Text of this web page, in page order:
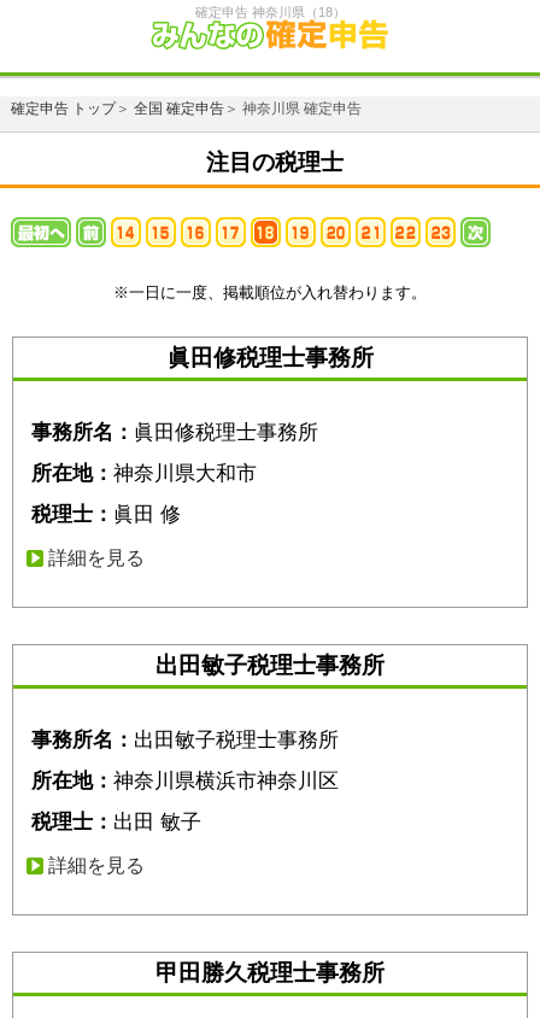
確定申告 神奈川県（18）
確定申告 トップ＞ 全国 確定申告＞ 神奈川県 確定申告
注目の税理士
※一日に一度、掲載順位が入れ替わります。
眞田修税理士事務所
事務所名： 眞田修税理士事務所
所在地： 神奈川県大和市
税理士： 眞田 修
詳細を見る
出田敏子税理士事務所
事務所名： 出田敏子税理士事務所
所在地： 神奈川県横浜市神奈川区
税理士： 出田 敏子
詳細を見る
甲田勝久税理士事務所